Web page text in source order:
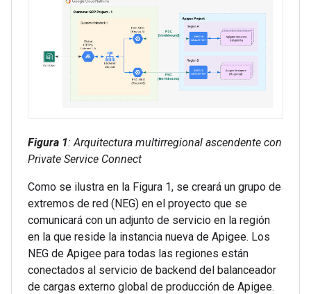
Figura 1: Arquitectura multirregional ascendente con
Private Service Connect
Como se ilustra en la Figura 1, se creará un grupo de
extremos de red (NEG) en el proyecto que se
comunicará con un adjunto de servicio en la región
en la que reside la instancia nueva de Apigee. Los
NEG de Apigee para todas las regiones están
conectados al servicio de backend del balanceador
de cargas externo global de producción de Apigee.